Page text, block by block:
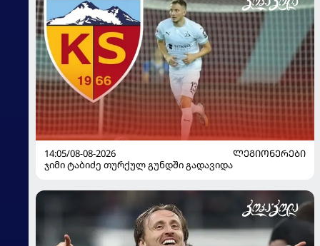
14:05/08-08-2026
ᲚᲔᲒᲘᲝᲜᲔᲠᲔᲑᲘ
ჯიმი ტაბიძე თურქულ გუნდში გადავიდა